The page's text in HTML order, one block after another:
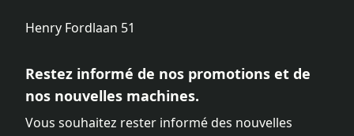
Henry Fordlaan 51
Restez informé de nos promotions et de
nos nouvelles machines.
Vous souhaitez rester informé des nouvelles